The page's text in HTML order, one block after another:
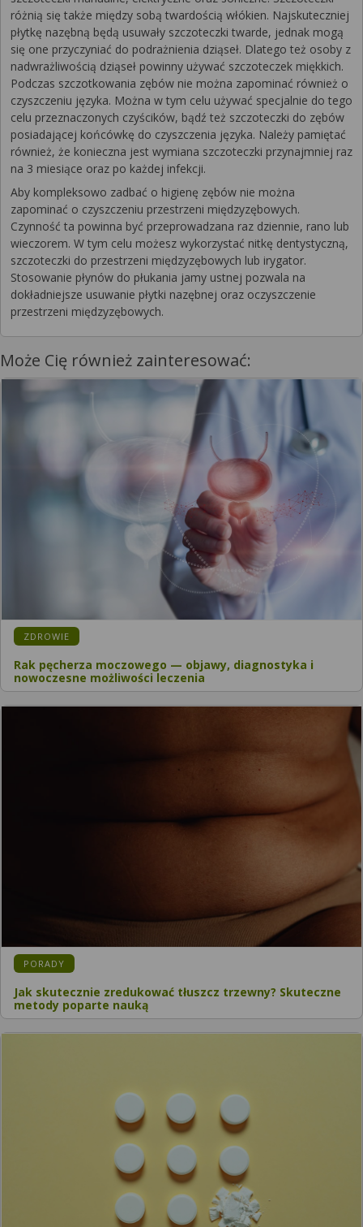
różnią się także między sobą twardością włókien. Najskuteczniej
płytkę nazębną będą usuwały szczoteczki twarde, jednak mogą
się one przyczyniać do podrażnienia dziąseł. Dlatego też osoby z
nadwrażliwością dziąseł powinny używać szczoteczek miękkich.
Podczas szczotkowania zębów nie można zapominać również o
czyszczeniu języka. Można w tym celu używać specjalnie do tego
celu przeznaczonych czyścików, bądź też szczoteczki do zębów
posiadającej końcówkę do czyszczenia języka. Należy pamiętać
również, że konieczna jest wymiana szczoteczki przynajmniej raz
na 3 miesiące oraz po każdej infekcji.
Aby kompleksowo zadbać o higienę zębów nie można
zapominać o czyszczeniu przestrzeni międzyzębowych.
Czynność ta powinna być przeprowadzana raz dziennie, rano lub
wieczorem. W tym celu możesz wykorzystać nitkę dentystyczną,
szczoteczki do przestrzeni międzyzębowych lub irygator.
Stosowanie płynów do płukania jamy ustnej pozwala na
dokładniejsze usuwanie płytki nazębnej oraz oczyszczenie
przestrzeni międzyzębowych.
Może Cię również zainteresować:
ZDROWIE
Rak pęcherza moczowego — objawy, diagnostyka i
nowoczesne możliwości leczenia
PORADY
Jak skutecznie zredukować tłuszcz trzewny? Skuteczne
metody poparte nauką